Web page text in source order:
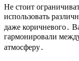
Не стоит
использовать
даже коричневого․
гармонировали
атмосферу․